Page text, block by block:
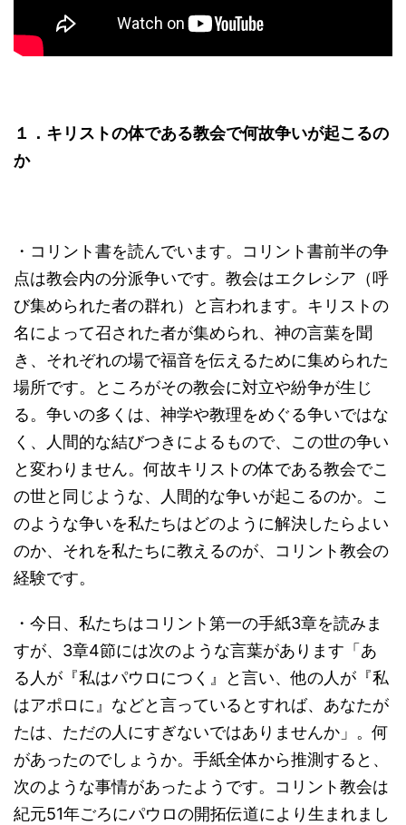
１．キリストの体である教会で何故争いが起こるの
か
・コリント書を読んでいます。コリント書前半の争
点は教会内の分派争いです。教会はエクレシア（呼
び集められた者の群れ）と言われます。キリストの
名によって召された者が集められ、神の言葉を聞
き、それぞれの場で福音を伝えるために集められた
場所です。ところがその教会に対立や紛争が生じ
る。争いの多くは、神学や教理をめぐる争いではな
く、人間的な結びつきによるもので、この世の争い
と変わりません。何故キリストの体である教会でこ
の世と同じような、人間的な争いが起こるのか。こ
のような争いを私たちはどのように解決したらよい
のか、それを私たちに教えるのが、コリント教会の
経験です。
・今日、私たちはコリント第一の手紙3章を読みま
すが、3章4節には次のような言葉があります「あ
る人が『私はパウロにつく』と言い、他の人が『私
はアポロに』などと言っているとすれば、あなたが
たは、ただの人にすぎないではありませんか」。何
があったのでしょうか。手紙全体から推測すると、
次のような事情があったようです。コリント教会は
紀元51年ごろにパウロの開拓伝道により生まれまし